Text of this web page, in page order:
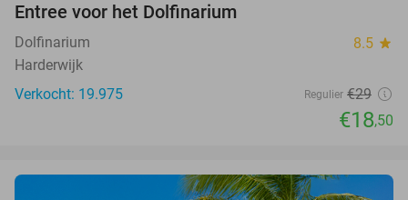
Entree voor het Dolfinarium
Dolfinarium 8.5 star
Harderwijk
Verkocht: 19.975
Regulier €29
€18,50